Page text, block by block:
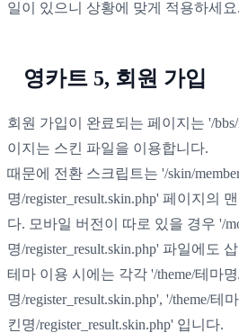
일이 있으니 상황에 맞게 적용하세요.
영카트 5, 회원 가입
회원 가입이 완료되는 페이지는 '/bbs/
이지는 스킨 파일을 이용합니다.
때문에 전환 스크립트는 '/skin/
명/register_result.skin.php' 페이지의
다. 모바일 버전이 따로 있을 경우 '/
명/register_result.skin.php' 파일에도
테마 이용 시에는 각각 '/theme/테마명/
명/register_result.skin.php', '/theme/테
킨명/register_result.skin.php' 입니다.